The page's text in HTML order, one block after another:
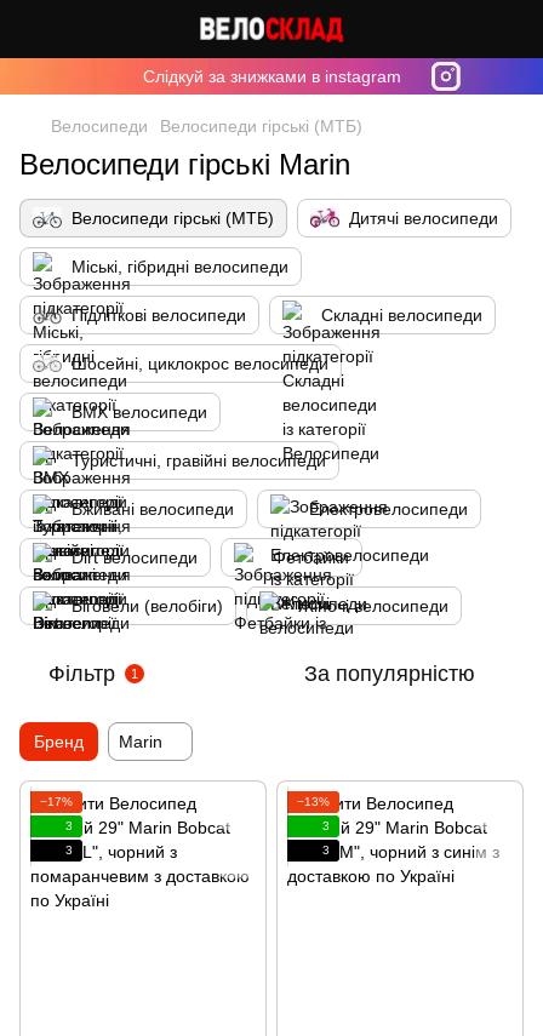
Cлідкуй за знижками в instagram
Велосипеди Велосипеди гірські (МТБ)
Велосипеди гірські Marin
Велосипеди гірські (МТБ) Дитячі велосипеди
Міські, гібридні велосипеди
Підліткові велосипеди Складні велосипеди
Шосейні, циклокрос велосипеди
BMX велосипеди
Туристичні, гравійні велосипеди
Вживані велосипеди Електровелосипеди
Dirt велосипеди Фетбайки
Біговели (велобіги) Жіночі велосипеди
Фільтр 1 За популярністю
Бренд Marin
−17%
3
3
−13%
3
3